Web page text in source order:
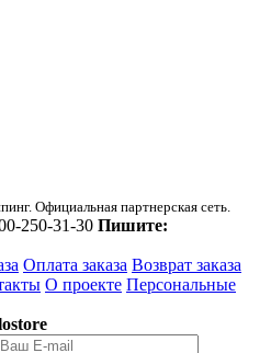
Официальная партнерская сеть.
250-31-30 Пишите:
Оплата заказа Возврат заказа
О проекте Персональные